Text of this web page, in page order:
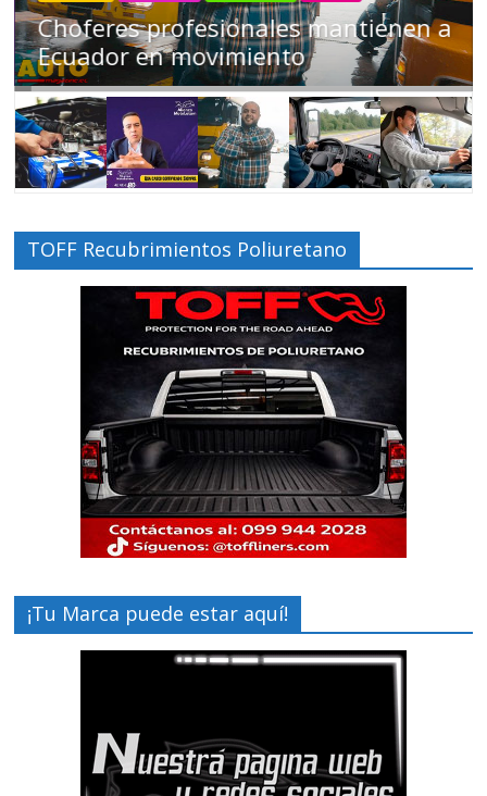
Choferes profesionales mantienen a
Ecuador en movimiento
TOFF Recubrimientos Poliuretano
¡Tu Marca puede estar aquí!